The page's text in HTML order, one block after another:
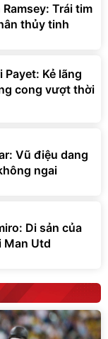
Trái tim
thủy tinh
Kẻ lãng
cong vượt thời
Vũ điệu dang
ngai
Di sản của
Man Utd